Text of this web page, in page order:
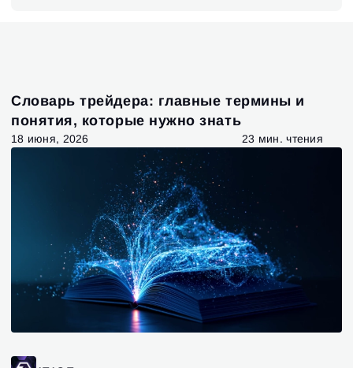
Словарь трейдера: главные термины и
понятия, которые нужно знать
18 июня, 2026 23 мин. чтения